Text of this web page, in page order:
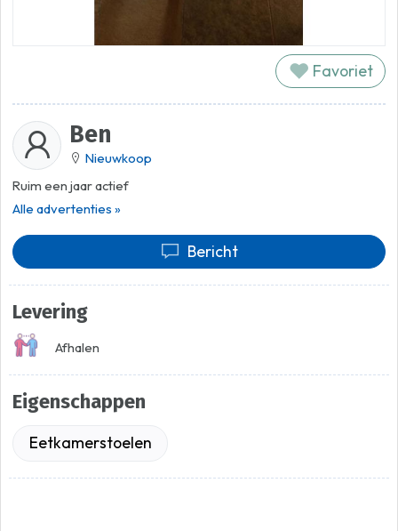
Favoriet
Ben
Nieuwkoop
Ruim een jaar actief
Alle advertenties »
Bericht
Levering
Afhalen
Eigenschappen
Eetkamerstoelen